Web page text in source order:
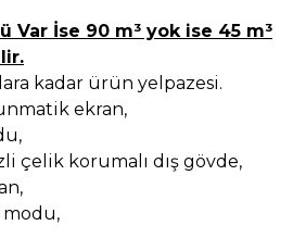
Var İse 90 m³ yok ise 45 m³
kadar ürün yelpazesi.
ekran,
çelik korumalı dış gövde,